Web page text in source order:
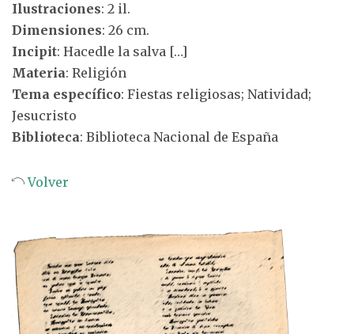
Ilustraciones: 2 il.
Dimensiones: 26 cm.
Incipit: Hacedle la salva […]
Materia: Religión
Tema específico: Fiestas religiosas; Natividad;
Jesucristo
Biblioteca: Biblioteca Nacional de España
Volver